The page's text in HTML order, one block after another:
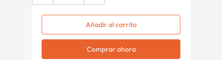
Añadir al carrito
Comprar ahora